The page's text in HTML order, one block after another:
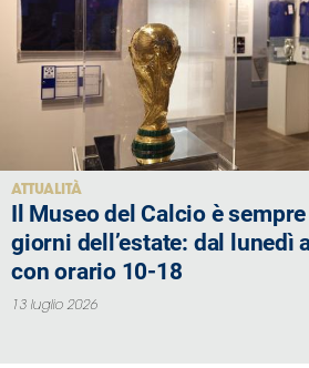
Serie
Femminile
Museo
Calcio
Shop
partner
ATTUALITÀ
Il Museo del Calcio è
giorni dell’estate: dal lunedì
con orario 10-18
13 luglio 2026